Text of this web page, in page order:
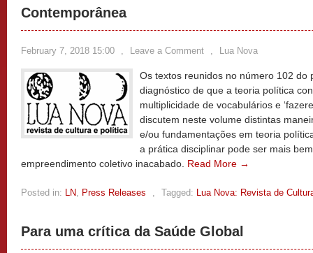
Contemporânea
February 7, 2018 15:00 , Leave a Comment , Lua Nova
Os textos reunidos no número 102 do
diagnóstico de que a teoria política
multiplicidade de vocabulários e
discutem neste volume distintas
e/ou fundamentações em teoria
a prática disciplinar pode ser mais
empreendimento coletivo inacabado. Read More →
Posted in: LN, Press Releases , Tagged: Lua Nova: Revista de
Para uma crítica da Saúde Global